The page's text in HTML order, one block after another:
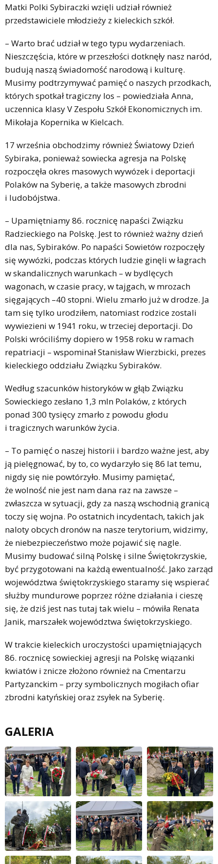
Matki Polki Sybiraczki wzięli udział również
przedstawiciele młodzieży z kieleckich szkół.
– Warto brać udział w tego typu wydarzeniach.
Nieszczęścia, które w przeszłości dotknęły nasz naród,
budują naszą świadomość narodową i kulturę.
Musimy podtrzymywać pamięć o naszych przodkach,
których spotkał tragiczny los – powiedziała Anna,
uczennica klasy V Zespołu Szkół Ekonomicznych im.
Mikołaja Kopernika w Kielcach.
17 września obchodzimy również Światowy Dzień
Sybiraka, ponieważ sowiecka agresja na Polskę
rozpoczęła okres masowych wywózek i deportacji
Polaków na Syberię, a także masowych zbrodni
i ludobójstwa.
– Upamiętniamy 86. rocznicę napaści Związku
Radzieckiego na Polskę. Jest to również ważny dzień
dla nas, Sybiraków. Po napaści Sowietów rozpoczęły
się wywózki, podczas których ludzie ginęli w łagrach
w skandalicznych warunkach – w bydlęcych
wagonach, w czasie pracy, w tajgach, w mrozach
sięgających –40 stopni. Wielu zmarło już w drodze. Ja
tam się tylko urodziłem, natomiast rodzice zostali
wywiezieni w 1941 roku, w trzeciej deportacji. Do
Polski wróciliśmy dopiero w 1958 roku w ramach
repatriacji – wspominał Stanisław Wierzbicki, prezes
kieleckiego oddziału Związku Sybiraków.
Według szacunków historyków w głąb Związku
Sowieckiego zesłano 1,3 mln Polaków, z których
ponad 300 tysięcy zmarło z powodu głodu
i tragicznych warunków życia.
– To pamięć o naszej historii i bardzo ważne jest, aby
ją pielęgnować, by to, co wydarzyło się 86 lat temu,
nigdy się nie powtórzyło. Musimy pamiętać,
że wolność nie jest nam dana raz na zawsze –
zwłaszcza w sytuacji, gdy za naszą wschodnią granicą
toczy się wojna. Po ostatnich incydentach, takich jak
naloty obcych dronów na nasze terytorium, widzimy,
że niebezpieczeństwo może pojawić się nagle.
Musimy budować silną Polskę i silne Świętokrzyskie,
być przygotowani na każdą ewentualność. Jako zarząd
województwa świętokrzyskiego staramy się wspierać
służby mundurowe poprzez różne działania i cieszę
się, że dziś jest nas tutaj tak wielu – mówiła Renata
Janik, marszałek województwa świętokrzyskiego.
W trakcie kieleckich uroczystości upamiętniających
86. rocznicę sowieckiej agresji na Polskę wiązanki
kwiatów i znicze złożono również na Cmentarzu
Partyzanckim – przy symbolicznych mogiłach ofiar
zbrodni katyńskiej oraz zsyłek na Syberię.
GALERIA